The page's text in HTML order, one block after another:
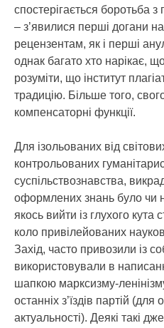
спостерігається боротьба з
– з’явилися перші догани
рецензентам, як і перші
однак багато хто нарікає,
розуміти, що інститут
традицію. Більше того,
компенсаторні функції.
Для ізольованих від
контрольованих
суспільствознавства,
оформлених знань було чи
якось вийти із глухого кута
коло привілейованих
Захід, часто привозили із
використовували в
шапкою марксизму-
останніх з’їздів партій (для
актуальності). Деякі такі